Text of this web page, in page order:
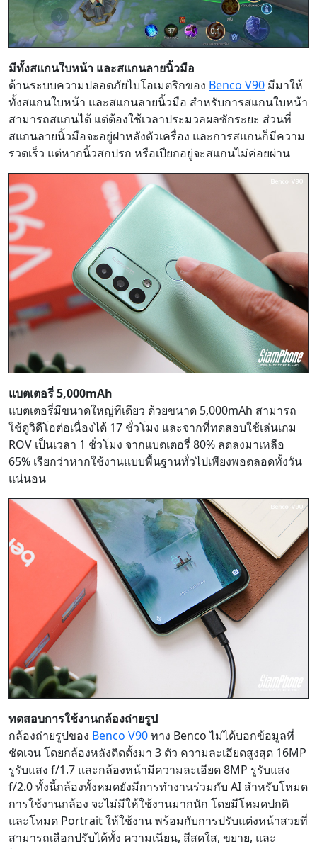
มีทั้งสแกนใบหน้า และสแกนลายนิ้วมือ
ด้านระบบความปลอดภัยไบโอเมตริกของ Benco V90 มีมาให้
ทั้งสแกนใบหน้า และสแกนลายนิ้วมือ สำหรับการสแกนใบหน้า
สามารถสแกนได้ แต่ต้องใช้เวลาประมวลผลซักระยะ ส่วนที่
สแกนลายนิ้วมือจะอยู่ฝาหลังตัวเครื่อง และการสแกนก็มีความ
รวดเร็ว แต่หากนิ้วสกปรก หรือเปียกอยู่จะสแกนไม่ค่อยผ่าน
แบตเตอรี่ 5,000mAh
แบตเตอรี่มีขนาดใหญ่ทีเดียว ด้วยขนาด 5,000mAh สามารถ
ใช้ดูวิดีโอต่อเนื่องได้ 17 ชั่วโมง และจากที่ทดสอบใช้เล่นเกม
ROV เป็นเวลา 1 ชั่วโมง จากแบตเตอรี่ 80% ลดลงมาเหลือ
65% เรียกว่าหากใช้งานแบบพื้นฐานทั่วไปเพียงพอตลอดทั้งวัน
แน่นอน
ทดสอบการใช้งานกล้องถ่ายรูป
กล้องถ่ายรูปของ Benco V90ทาง Benco ไม่ได้บอกข้อมูลที่
ชัดเจน โดยกล้องหลังติดตั้งมา 3 ตัว ความละเอียดสูงสุด 16MP
รูรับแสง f/1.7 และกล้องหน้ามีความละเอียด 8MP รูรับแสง
f/2.0 ทั้งนี้กล้องทั้งหมดยังมีการทำงานร่วมกับ AI สำหรับโหมด
การใช้งานกล้อง จะไม่มีให้ใช้งานมากนัก โดยมีโหมดปกติ
และโหมด Portrait ให้ใช้งาน พร้อมกับการปรับแต่งหน้าสวยที่
สามารถเลือกปรับได้ทั้ง ความเนียน, สีสดใส, ขยาย, และ